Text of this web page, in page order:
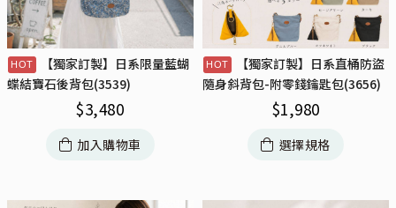
【獨家訂製】日系限量藍蝴
蝶結寶石後背包(3539)
$3,480
加入購物車
【獨家訂製】日系直桶防盜
隨身斜背包-附零錢鑰匙包(3656)
$1,980
選擇規格